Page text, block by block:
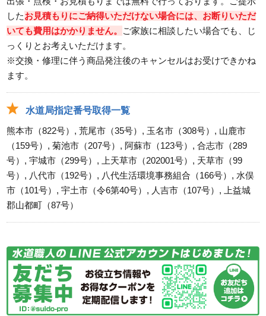
したお見積もりにご納得いただけない場合には、お断りいただ
いても費用はかかりません。
ご家族に相談したい場合でも、じ
っくりとお考えいただけます。
※交換・修理に伴う商品発注後のキャンセルはお受けできかね
ます。
水道局指定番号取得一覧
熊本市（822号）, 荒尾市（35号）, 玉名市（308号）, 山鹿市
（159号）, 菊池市（207号）, 阿蘇市（123号）, 合志市（289
号）, 宇城市（299号）, 上天草市（202001号）, 天草市（99
号）, 八代市（192号）, 八代生活環境事務組合（166号）, 水俣
市（101号）, 宇土市（令6第40号）, 人吉市（107号）, 上益城
郡山都町（87号）